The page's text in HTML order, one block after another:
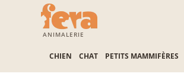
ANIMALERIE
CHIEN CHAT PETITS MAMMIFÈRES